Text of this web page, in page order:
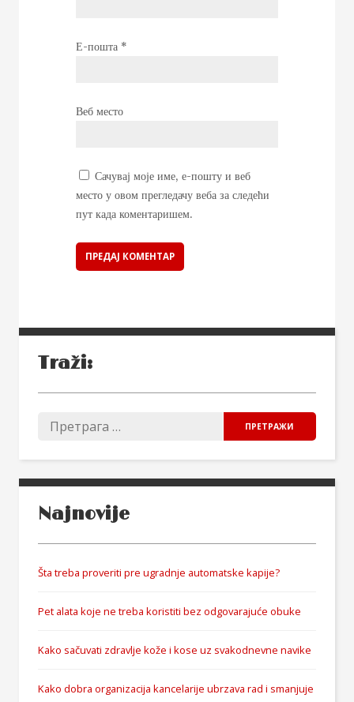
Е-пошта *
Веб место
Сачувај моје име, е-пошту и веб
место у овом прегледачу веба за следећи
пут када коментаришем.
Traži:
Najnovije
Šta treba proveriti pre ugradnje automatske kapije?
Pet alata koje ne treba koristiti bez odgovarajuće obuke
Kako sačuvati zdravlje kože i kose uz svakodnevne navike
Kako dobra organizacija kancelarije ubrzava rad i smanjuje